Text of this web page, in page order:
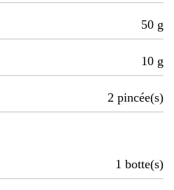
50 g
10 g
2 pincée(s)
1 botte(s)